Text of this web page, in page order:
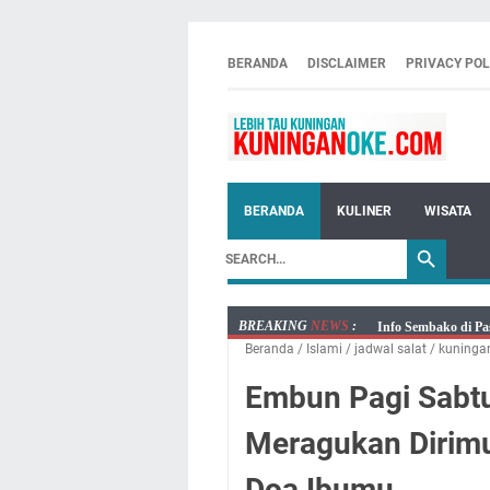
BERANDA DISCLAIMER PRIVACY
BERANDA KULINER WISATA
BREAKING NEWS :
Info Sembako di
Agenda Kegiatan
Kamis 6 Agustus
Besaran Biayanya
Layanan Mobil
Embun Pagi
Beranda / Islami / jadwal salat /
Embun Pagi
Meragukan